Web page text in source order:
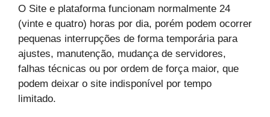
O Site e plataforma funcionam normalmente 24
(vinte e quatro) horas por dia, porém podem ocorrer
pequenas interrupções de forma temporária para
ajustes, manutenção, mudança de servidores,
falhas técnicas ou por ordem de força maior, que
podem deixar o site indisponível por tempo
limitado.